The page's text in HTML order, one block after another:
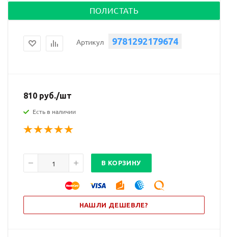
ПОЛИСТАТЬ
Артикул 9781292179674
810 руб./шт
Есть в наличии
В КОРЗИНУ
НАШЛИ ДЕШЕВЛЕ?